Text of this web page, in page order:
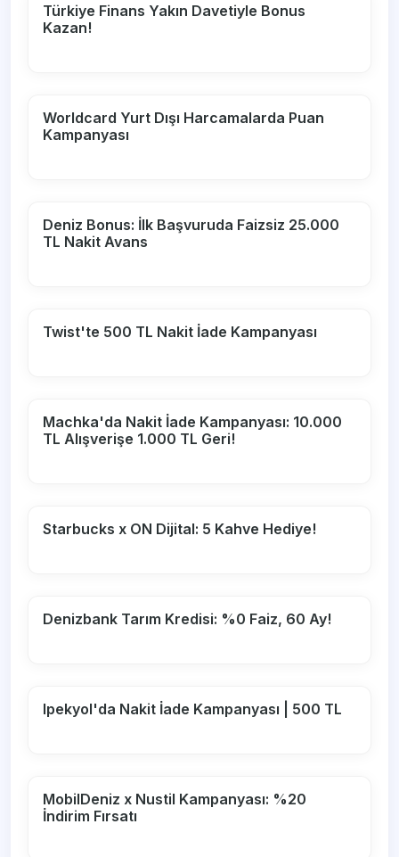
Türkiye Finans Yakın Davetiyle Bonus
Kazan!
Worldcard Yurt Dışı Harcamalarda Puan
Kampanyası
Deniz Bonus: İlk Başvuruda Faizsiz 25.000
TL Nakit Avans
Twist'te 500 TL Nakit İade Kampanyası
Machka'da Nakit İade Kampanyası: 10.000
TL Alışverişe 1.000 TL Geri!
Starbucks x ON Dijital: 5 Kahve Hediye!
Denizbank Tarım Kredisi: %0 Faiz, 60 Ay!
Ipekyol'da Nakit İade Kampanyası | 500 TL
MobilDeniz x Nustil Kampanyası: %20
İndirim Fırsatı